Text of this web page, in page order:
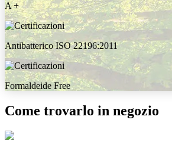
A +
Antibatterico ISO 22196:2011
Formaldeide Free
Come trovarlo in negozio